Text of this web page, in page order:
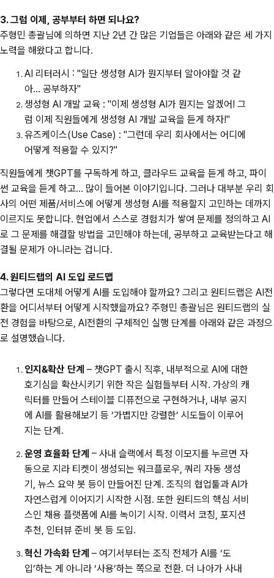
3. 그럼 이제, 공부부터 하면 되나요?
주형민 총괄님에 의하면 지난 2년 간 많은 기업들은 아래와 같은 세 가지
노력을 해왔다고 합니다.
AI 리터러시 : "일단 생성형 AI가 뭔지부터 알아야할 것 같
아... 공부하자"
생성형 AI 개발 교육 : "이제 생성형 AI가 뭔지는 알겠어! 그
럼 이제 직원들에게 생성형 AI 개발 교육을 듣게 하자!"
유즈케이스(Use Case) : "그런데 우리 회사에서는 어디에
어떻게 적용할 수 있지?"
직원들에게 챗GPT를 구독하게 하고, 클라우드 교육을 듣게 하고, 파이
썬 교육을 듣게 하고... 많이 들어본 이야기입니다. 그러나 대부분 우리 회
사의 어떤 제품/서비스에 어떻게 생성형 AI를 적용할지 고민하는 데까지
이르지도 못합니다. 현업에서 스스로 경험치가 쌓여 문제를 정의하고 AI
로 그 문제를 해결할 방법을 고민해야 하는데, 공부하고 교육받는다고 해
결될 문제가 아니라는 겁니다.
4. 원티드랩의 AI 도입 로드맵
그렇다면 도대체 어떻게 AI를 도입해야 할까요? 그리고 원티드랩은 AI전
환을 어디서부터 어떻게 시작했을까요? 주형민 총괄님은 원티드랩의 실
전 경험을 바탕으로, AI전환의 구체적인 실행 단계를 아래와 같은 과정으
로 설명했습니다.
인지&확산 단계 – 챗GPT 출시 직후, 내부적으로 AI에 대한
호기심을 확산시키기 위한 작은 실험들부터 시작. 가상의 캐
릭터를 만들어 스테이블 디퓨전으로 구현하거나, 내부 공지
에 AI를 활용해보기 등 ‘가볍지만 강렬한’ 시도들이 이루어
지는 단계.
운영 효율화 단계 – 사내 슬랙에서 특정 이모지를 누르면 자
동으로 지라 티켓이 생성되는 워크플로우, 쿼리 자동 생성
기, 뉴스 요약 봇 등이 만들어진 단계. 조직의 협업툴과 AI가
자연스럽게 이어지기 시작한 시점. 또한 원티드의 핵심 서비
스인 채용 플랫폼에 AI를 녹이기 시작. 이력서 코칭, 포지션
추천, 인터뷰 준비 봇 등 도입.
혁신 가속화 단계 – 여기서부터는 조직 전체가 AI를 ‘도
입’하는 게 아니라 ‘사용’하는 쪽으로 전환. 더 나아가 사내